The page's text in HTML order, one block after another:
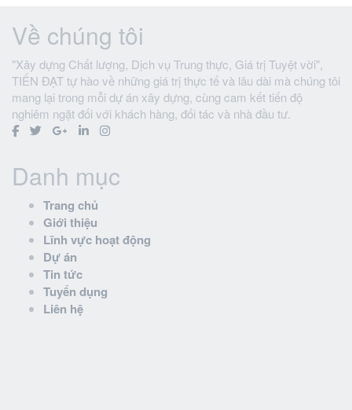
Về chúng tôi
"Xây dựng Chất lượng, Dịch vụ Trung thực, Giá trị Tuyệt vời",
TIẾN ĐẠT tự hào về những giá trị thực tế và lâu dài mà chúng tôi
mang lại trong mỗi dự án xây dựng, cùng cam kết tiến độ
nghiêm ngặt đối với khách hàng, đối tác và nhà đầu tư.
Danh mục
Trang chủ
Giới thiệu
Lĩnh vực hoạt động
Dự án
Tin tức
Tuyển dụng
Liên hệ